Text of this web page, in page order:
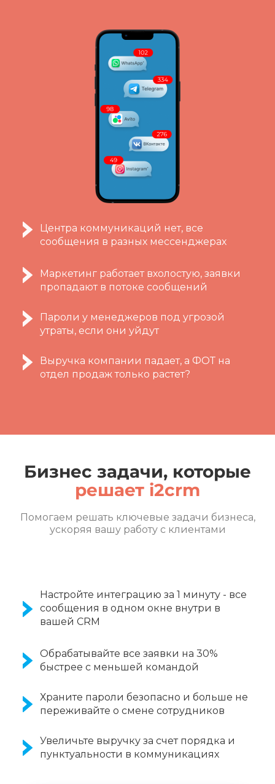
Центра коммуникаций нет, все
сообщения в разных мессенджерах
Маркетинг работает вхолостую, заявки
пропадают в потоке сообщений
Пароли у менеджеров под угрозой
утраты, если они уйдут
Выручка компании падает, а ФОТ на
отдел продаж только растет?
Бизнес задачи, которые
решает i2crm
Помогаем решать ключевые задачи бизнеса,
ускоряя вашу работу с клиентами
Настройте интеграцию за 1 минуту - все
сообщения в одном окне внутри в
вашей CRM
Обрабатывайте все заявки на 30%
быстрее с меньшей командой
Храните пароли безопасно и больше не
переживайте о смене сотрудников
Увеличьте выручку за счет порядка и
пунктуальности в коммуникациях